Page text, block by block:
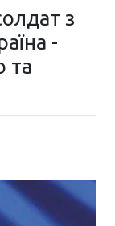
з
-
та